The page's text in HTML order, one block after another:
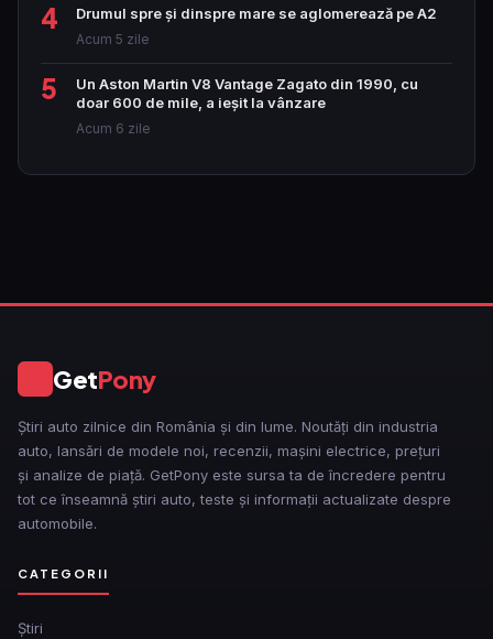
4 Drumul spre și dinspre mare se aglomerează pe A2
Acum 5 zile
5
Un Aston Martin V8 Vantage Zagato din 1990, cu
doar 600 de mile, a ieșit la vânzare
Acum 6 zile
GetPony
Știri auto zilnice din România și din lume. Noutăți din industria
auto, lansări de modele noi, recenzii, mașini electrice, prețuri
și analize de piață. GetPony este sursa ta de încredere pentru
tot ce înseamnă știri auto, teste și informații actualizate despre
automobile.
CATEGORII
Ştiri